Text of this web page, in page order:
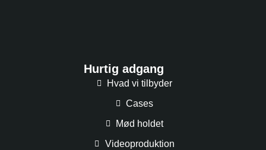
Hurtig adgang
Hvad vi tilbyder
Cases
Mød holdet
Videoproduktion